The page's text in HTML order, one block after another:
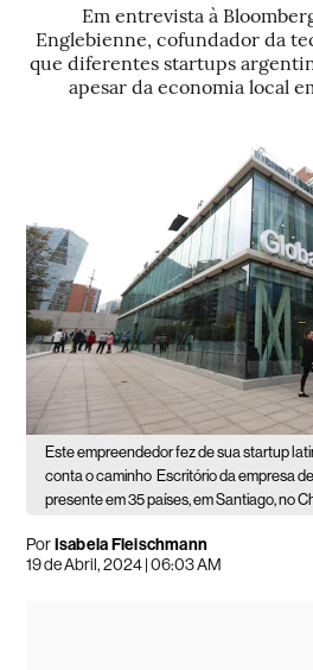
Em entrevista à
Englebienne, cofundador da
que diferentes startups
apesar da economia local
Este empreendedor fez de sua startup
conta o caminho Escritório da empresa
presente em 35 países, em Santiago, no
PorIsabela Fleischmann
19 de Abril, 2024 | 06:03 AM